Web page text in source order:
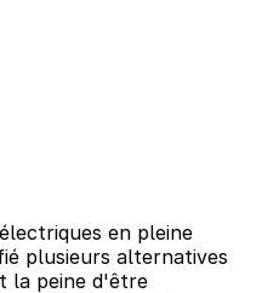
en pleine
plusieurs alternatives
la peine d'être